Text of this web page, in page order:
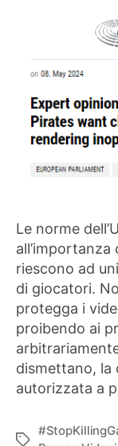
Le norme
riescono ad
di giocatori.
protegga i
proibendo ai
dismettano, la
autorizzata a
Tag